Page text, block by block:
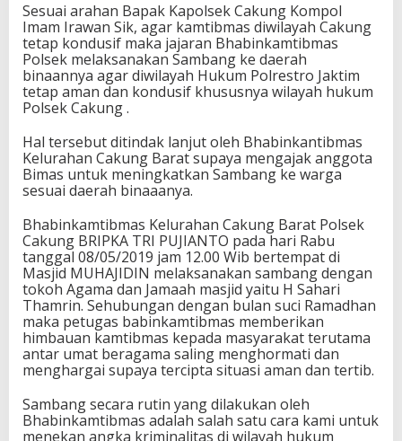
Sesuai arahan Bapak Kapolsek Cakung Kompol
Imam Irawan Sik, agar kamtibmas diwilayah Cakung
tetap kondusif maka jajaran Bhabinkamtibmas
Polsek melaksanakan Sambang ke daerah
binaannya agar diwilayah Hukum Polrestro Jaktim
tetap aman dan kondusif khususnya wilayah hukum
Polsek Cakung .
Hal tersebut ditindak lanjut oleh Bhabinkantibmas
Kelurahan Cakung Barat supaya mengajak anggota
Bimas untuk meningkatkan Sambang ke warga
sesuai daerah binaaanya.
Bhabinkamtibmas Kelurahan Cakung Barat Polsek
Cakung BRIPKA TRI PUJIANTO pada hari Rabu
tanggal 08/05/2019 jam 12.00 Wib bertempat di
Masjid MUHAJIDIN melaksanakan sambang dengan
tokoh Agama dan Jamaah masjid yaitu H Sahari
Thamrin. Sehubungan dengan bulan suci Ramadhan
maka petugas babinkamtibmas memberikan
himbauan kamtibmas kepada masyarakat terutama
antar umat beragama saling menghormati dan
menghargai supaya tercipta situasi aman dan tertib.
Sambang secara rutin yang dilakukan oleh
Bhabinkamtibmas adalah salah satu cara kami untuk
menekan angka kriminalitas di wilayah hukum